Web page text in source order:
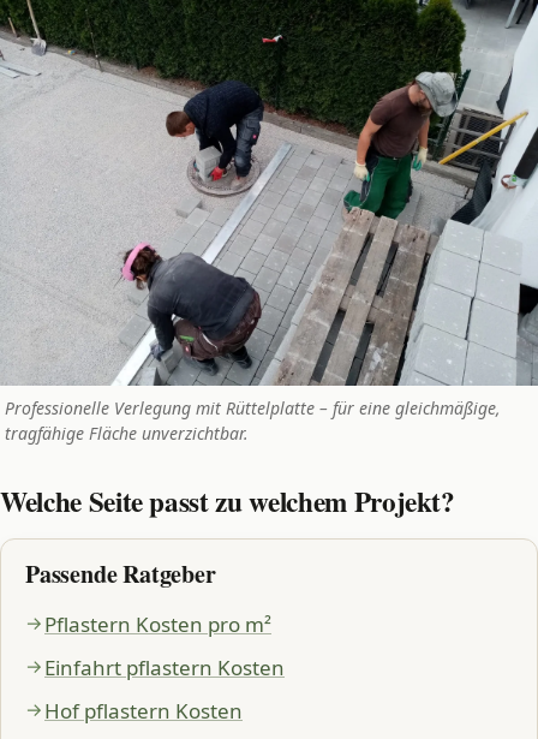
Professionelle Verlegung mit Rüttelplatte – für eine gleichmäßige,
tragfähige Fläche unverzichtbar.
Welche Seite passt zu welchem Projekt?
Passende Ratgeber
Pflastern Kosten pro m²
Einfahrt pflastern Kosten
Hof pflastern Kosten